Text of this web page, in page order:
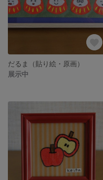
だるま（貼り絵・原画）
展示中